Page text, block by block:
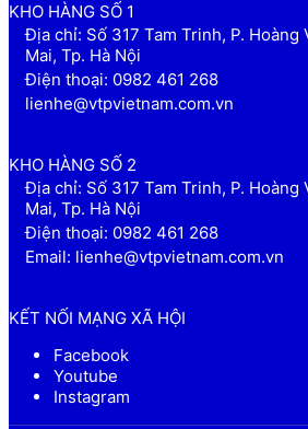
KHO HÀNG SỐ 1
Địa chỉ: Số 317 Tam Trinh, P. Hoàng
Mai, Tp. Hà Nội
Điện thoại: 0982 461 268
lienhe@vtpvietnam.com.vn
KHO HÀNG SỐ 2
Địa chỉ: Số 317 Tam Trinh, P. Hoàng
Mai, Tp. Hà Nội
Điện thoại: 0982 461 268
Email: lienhe@vtpvietnam.com.vn
KẾT NỐI MẠNG XÃ HỘI
Facebook
Youtube
Instagram